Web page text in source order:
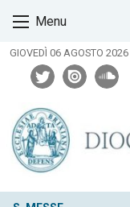
content
Menu
GIOVEDÌ 06 AGOSTO 2026
twitterissuu